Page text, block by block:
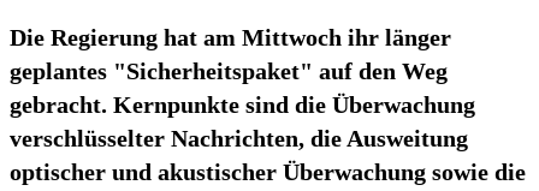
Die Regierung hat am Mittwoch ihr länger
geplantes "Sicherheitspaket" auf den Weg
gebracht. Kernpunkte sind die Überwachung
verschlüsselter Nachrichten, die Ausweitung
optischer und akustischer Überwachung sowie die